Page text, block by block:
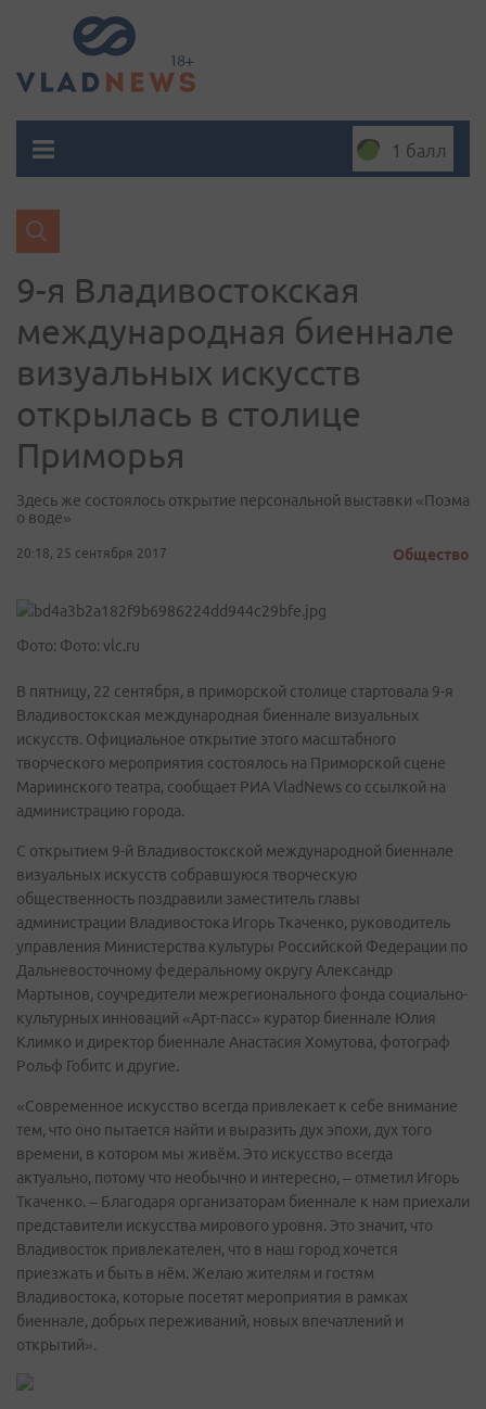
1 балл
9-я Владивостокская
международная биеннале
визуальных искусств
открылась в столице
Приморья
Здесь же состоялось открытие персональной выставки «Поэма
о воде»
20:18, 25 сентября 2017 Общество
Фото: Фото: vlc.ru
В пятницу, 22 сентября, в приморской столице стартовала 9-я
Владивостокская международная биеннале визуальных
искусств. Официальное открытие этого масштабного
творческого мероприятия состоялось на Приморской сцене
Мариинского театра, сообщает РИА VladNews со ссылкой на
администрацию города.
С открытием 9-й Владивостокской международной биеннале
визуальных искусств собравшуюся творческую
общественность поздравили заместитель главы
администрации Владивостока Игорь Ткаченко, руководитель
управления Министерства культуры Российской Федерации по
Дальневосточному федеральному округу Александр
Мартынов, соучредители межрегионального фонда социально-
культурных инноваций «Арт-пасс» куратор биеннале Юлия
Климко и директор биеннале Анастасия Хомутова, фотограф
Рольф Гобитс и другие.
«Современное искусство всегда привлекает к себе внимание
тем, что оно пытается найти и выразить дух эпохи, дух того
времени, в котором мы живём. Это искусство всегда
актуально, потому что необычно и интересно, – отметил Игорь
Ткаченко. – Благодаря организаторам биеннале к нам приехали
представители искусства мирового уровня. Это значит, что
Владивосток привлекателен, что в наш город хочется
приезжать и быть в нём. Желаю жителям и гостям
Владивостока, которые посетят мероприятия в рамках
биеннале, добрых переживаний, новых впечатлений и
открытий».